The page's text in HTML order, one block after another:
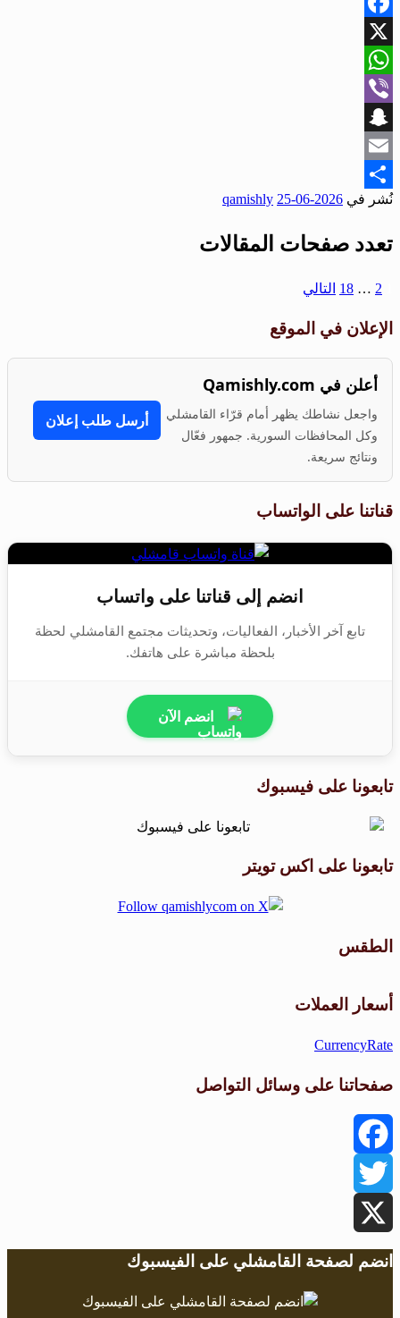
Facebook
X
WhatsApp
Viber
Snapchat
Email
Share
نُشر في 2026-06-25
qamishly
تعدد صفحات المقالات
2
…
18 التالي
الإعلان في الموقع
أعلن في Qamishly.com
واجعل نشاطك يظهر أمام قرّاء القامشلي
وكل المحافظات السورية. جمهور فعّال
ونتائج سريعة.
أرسل طلب إعلان
قناتنا على الواتساب
انضم إلى قناتنا على واتساب
تابع آخر الأخبار، الفعاليات، وتحديثات مجتمع القامشلي لحظة
بلحظة مباشرة على هاتفك.
انضم الآن
تابعونا على فيسبوك
تابعونا على اكس تويتر
الطقس
أسعار العملات
CurrencyRate
صفحاتنا على وسائل التواصل
Facebook
Twitter
X
انضم لصفحة القامشلي على الفيسبوك